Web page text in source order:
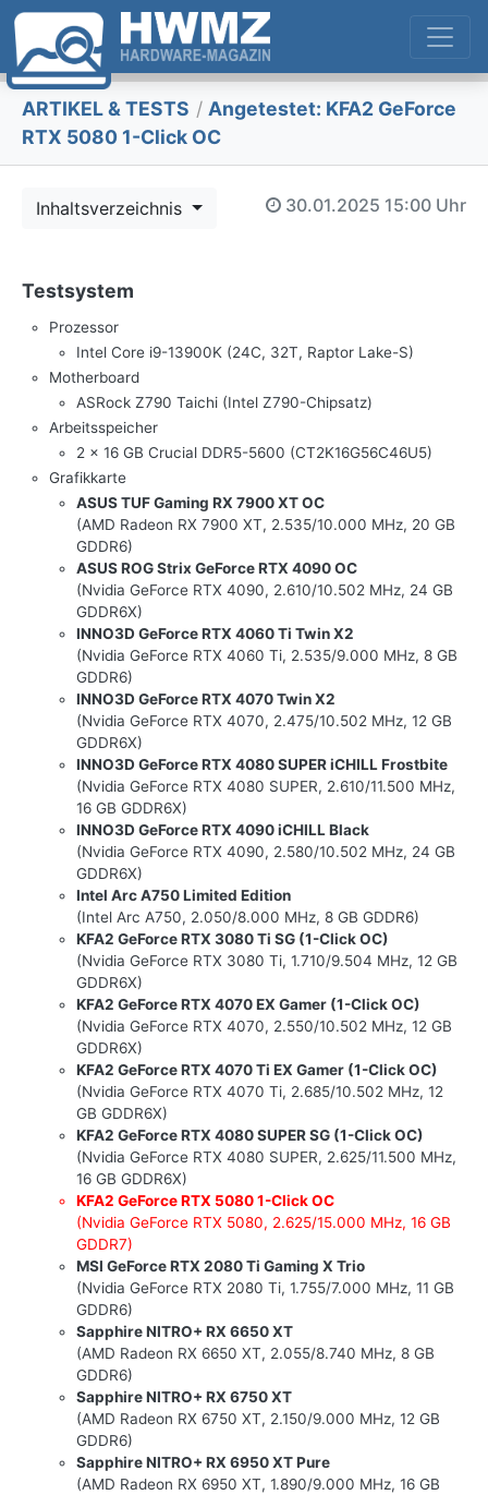
ARTIKEL & TESTS / Angetestet: KFA2 GeForce
RTX 5080 1-Click OC
Inhaltsverzeichnis 30.01.2025 15:00 Uhr
Testsystem
Prozessor
Intel Core i9-13900K (24C, 32T, Raptor Lake-S)
Motherboard
ASRock Z790 Taichi (Intel Z790-Chipsatz)
Arbeitsspeicher
2 x 16 GB Crucial DDR5-5600 (CT2K16G56C46U5)
Grafikkarte
ASUS TUF Gaming RX 7900 XT OC
(AMD Radeon RX 7900 XT, 2.535/10.000 MHz, 20 GB
GDDR6)
ASUS ROG Strix GeForce RTX 4090 OC
(Nvidia GeForce RTX 4090, 2.610/10.502 MHz, 24 GB
GDDR6X)
INNO3D GeForce RTX 4060 Ti Twin X2
(Nvidia GeForce RTX 4060 Ti, 2.535/9.000 MHz, 8 GB
GDDR6)
INNO3D GeForce RTX 4070 Twin X2
(Nvidia GeForce RTX 4070, 2.475/10.502 MHz, 12 GB
GDDR6X)
INNO3D GeForce RTX 4080 SUPER iCHILL Frostbite
(Nvidia GeForce RTX 4080 SUPER, 2.610/11.500 MHz,
16 GB GDDR6X)
INNO3D GeForce RTX 4090 iCHILL Black
(Nvidia GeForce RTX 4090, 2.580/10.502 MHz, 24 GB
GDDR6X)
Intel Arc A750 Limited Edition
(Intel Arc A750, 2.050/8.000 MHz, 8 GB GDDR6)
KFA2 GeForce RTX 3080 Ti SG (1-Click OC)
(Nvidia GeForce RTX 3080 Ti, 1.710/9.504 MHz, 12 GB
GDDR6X)
KFA2 GeForce RTX 4070 EX Gamer (1-Click OC)
(Nvidia GeForce RTX 4070, 2.550/10.502 MHz, 12 GB
GDDR6X)
KFA2 GeForce RTX 4070 Ti EX Gamer (1-Click OC)
(Nvidia GeForce RTX 4070 Ti, 2.685/10.502 MHz, 12
GB GDDR6X)
KFA2 GeForce RTX 4080 SUPER SG (1-Click OC)
(Nvidia GeForce RTX 4080 SUPER, 2.625/11.500 MHz,
16 GB GDDR6X)
KFA2 GeForce RTX 5080 1-Click OC
(Nvidia GeForce RTX 5080, 2.625/15.000 MHz, 16 GB
GDDR7)
MSI GeForce RTX 2080 Ti Gaming X Trio
(Nvidia GeForce RTX 2080 Ti, 1.755/7.000 MHz, 11 GB
GDDR6)
Sapphire NITRO+ RX 6650 XT
(AMD Radeon RX 6650 XT, 2.055/8.740 MHz, 8 GB
GDDR6)
Sapphire NITRO+ RX 6750 XT
(AMD Radeon RX 6750 XT, 2.150/9.000 MHz, 12 GB
GDDR6)
Sapphire NITRO+ RX 6950 XT Pure
(AMD Radeon RX 6950 XT, 1.890/9.000 MHz, 16 GB